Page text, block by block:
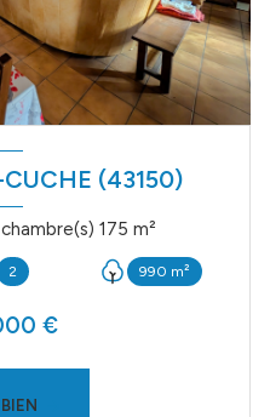
(43150)
Ferme 7 pièce(s) 3 chambre(s) 175 m²
2 990 m²
€